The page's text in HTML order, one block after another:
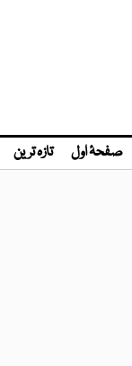
صفحۂ اول تازہ ترین